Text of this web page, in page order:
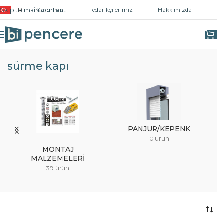
Skip to main content
TR Kurumsal Tedarikçilerimiz Hakkımızda
Ana Sayfa
sürme kapı
MONTAJ
MALZEMELERI
39 ürün
PANJUR/KEPENK
0 ürün